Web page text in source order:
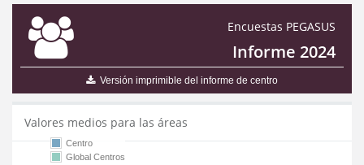
Encuestas PEGASUS
Informe 2024
Versión imprimible del informe de centro
Valores medios para las áreas
Centro
Global Centros